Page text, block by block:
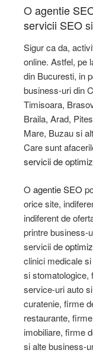
Oagentie
servicii SEO
Sigur ca da,
online. Astfel, pe
din Bucuresti, in
business-uri din
Timisoara,
Braila, Arad,
Mare, Buzau si
Care sunt
servicii de
O agentie SEO
orice site,
indiferent de
printre business-
servicii de
clinici medicale
si stomatologice,
service-uri auto
curatenie, firme
restaurante,
imobiliare, firme
si alte business-